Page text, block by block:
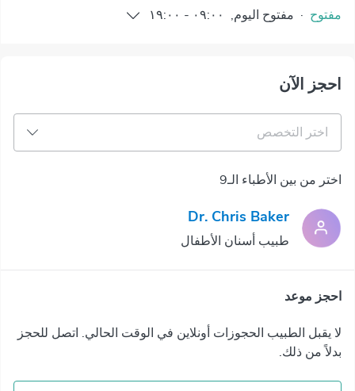
مفتوح · مفتوح اليوم, ٠٩:٠٠ - ١٩:٠٠
احجز الآن
اختر التخصص
اختر من بين الأطباء الـ9
Dr. Chris Baker
طبيب أسنان الأطفال
احجز موعد
لا يقبل الطبيب الحجوزات أونلاين في الوقت الحالي. اتصل للحجز
بدلاً من ذلك.